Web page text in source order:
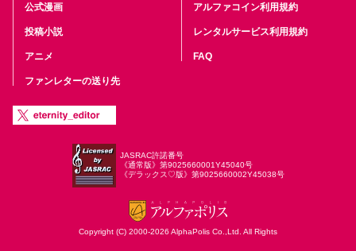
公式漫画
投稿小説
アニメ
ファンレターの送り先
アルファコイン利用規約
レンタルサービス利用規約
FAQ
JASRAC許諾番号
《通常版》第9025660001Y45040号
《デラックス♡版》第9025660002Y45038号
Copyright (C) 2000-2026 AlphaPolis Co.,Ltd. All Rights